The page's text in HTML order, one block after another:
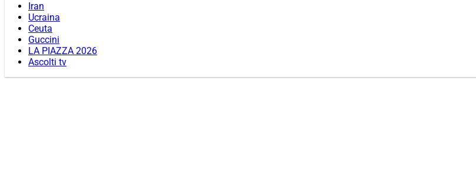
Iran
Ucraina
Ceuta
Guccini
LA PIAZZA 2026
Ascolti tv